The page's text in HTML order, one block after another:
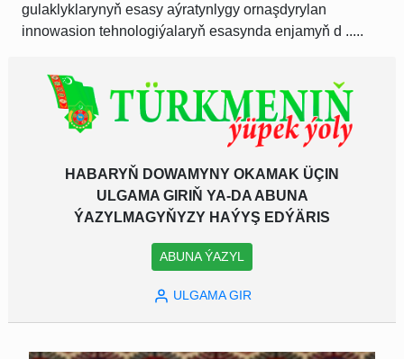
gulaklyklarynyň esasy aýratynlygy ornaşdyrylan
innowasion tehnologiýalaryň esasynda enjamyň d .....
HABARYŇ DOWAMYNY OKAMAK ÜÇIN
ULGAMA GIRIŇ YA-DA ABUNA
ÝAZYLMAGYŇYZY HAÝYŞ EDÝÄRIS
ABUNA ÝAZYL
ULGAMA GIR